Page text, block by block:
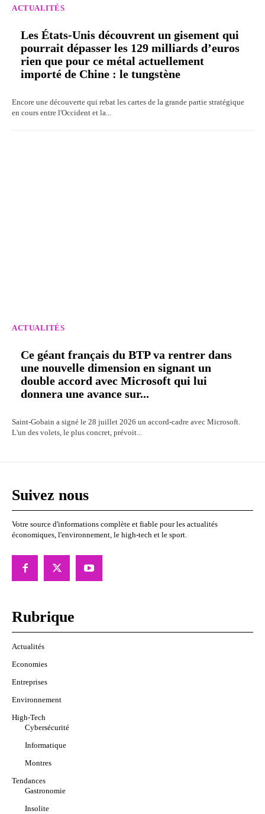
ACTUALITÉS
Les États-Unis découvrent un gisement qui
pourrait dépasser les 129 milliards d’euros
rien que pour ce métal actuellement
importé de Chine : le tungstène
Encore une découverte qui rebat les cartes de la grande partie stratégique
en cours entre l'Occident et la...
ACTUALITÉS
Ce géant français du BTP va rentrer dans
une nouvelle dimension en signant un
double accord avec Microsoft qui lui
donnera une avance sur...
Saint-Gobain a signé le 28 juillet 2026 un accord-cadre avec Microsoft.
L'un des volets, le plus concret, prévoit...
Suivez nous
Votre source d'informations complète et fiable pour les actualités
économiques, l'environnement, le high-tech et le sport.
Rubrique
Actualités
Economies
Entreprises
Environnement
High-Tech
Cybersécurité
Informatique
Montres
Tendances
Gastronomie
Insolite